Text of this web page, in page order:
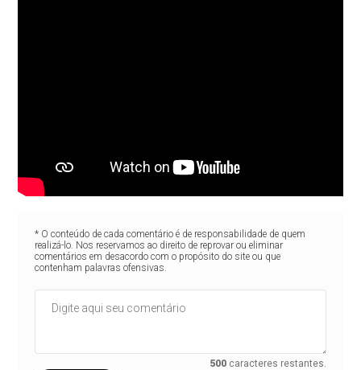
* O conteúdo de cada comentário é de responsabilidade de quem
realizá-lo. Nos reservamos ao direito de reprovar ou eliminar
comentários em desacordo com o propósito do site ou que
contenham palavras ofensivas.
500 caracteres restantes.